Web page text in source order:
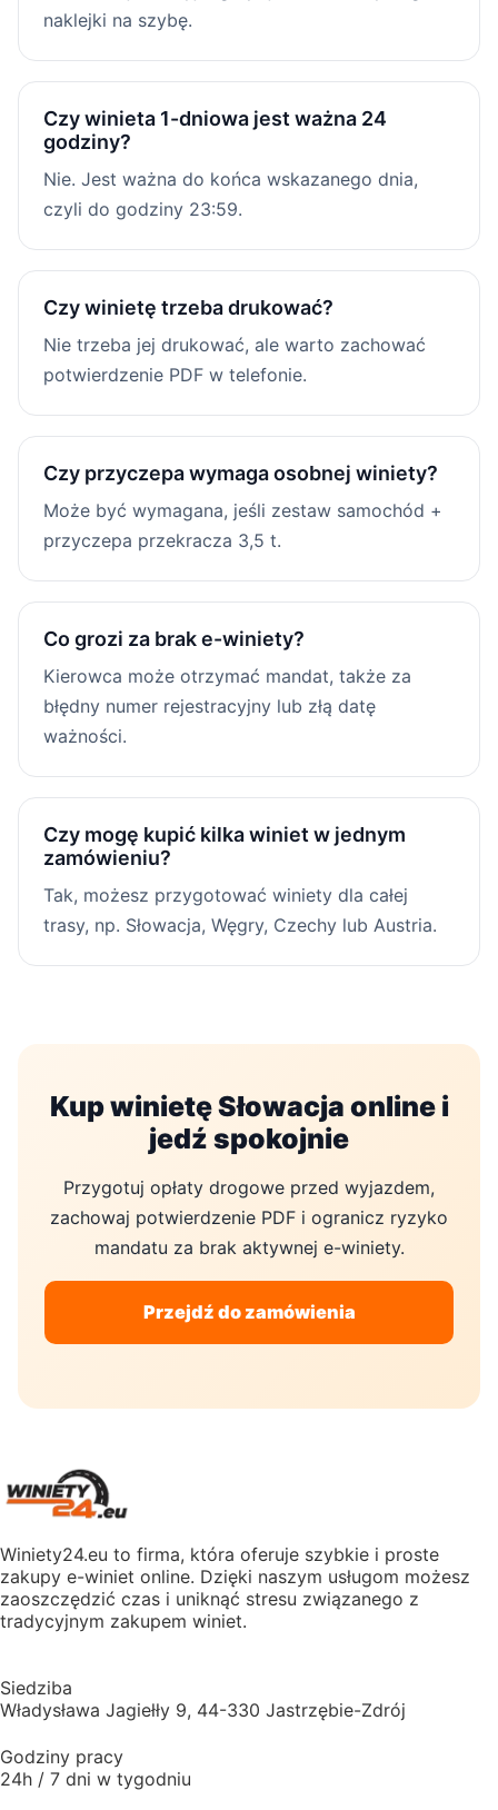
naklejki na szybę.
Czy winieta 1-dniowa jest ważna 24
godziny?
Nie. Jest ważna do końca wskazanego dnia,
czyli do godziny 23:59.
Czy winietę trzeba drukować?
Nie trzeba jej drukować, ale warto zachować
potwierdzenie PDF w telefonie.
Czy przyczepa wymaga osobnej winiety?
Może być wymagana, jeśli zestaw samochód +
przyczepa przekracza 3,5 t.
Co grozi za brak e-winiety?
Kierowca może otrzymać mandat, także za
błędny numer rejestracyjny lub złą datę
ważności.
Czy mogę kupić kilka winiet w jednym
zamówieniu?
Tak, możesz przygotować winiety dla całej
trasy, np. Słowacja, Węgry, Czechy lub Austria.
Kup winietę Słowacja online i
jedź spokojnie
Przygotuj opłaty drogowe przed wyjazdem,
zachowaj potwierdzenie PDF i ogranicz ryzyko
mandatu za brak aktywnej e-winiety.
Przejdź do zamówienia
Winiety24.eu to firma, która oferuje szybkie i proste
zakupy e-winiet online. Dzięki naszym usługom możesz
zaoszczędzić czas i uniknąć stresu związanego z
tradycyjnym zakupem winiet.
Siedziba
Władysława Jagiełły 9, 44-330 Jastrzębie-Zdrój
Godziny pracy
24h / 7 dni w tygodniu